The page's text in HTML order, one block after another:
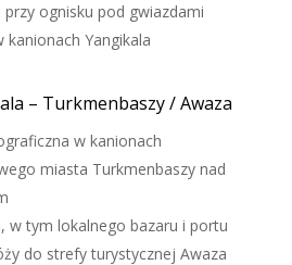
ognisku pod gwiazdami
Yangikala
– Turkmenbaszy / Awaza
w kanionach
miasta Turkmenbaszy nad
w tym lokalnego bazaru i portu
do strefy turystycznej Awaza